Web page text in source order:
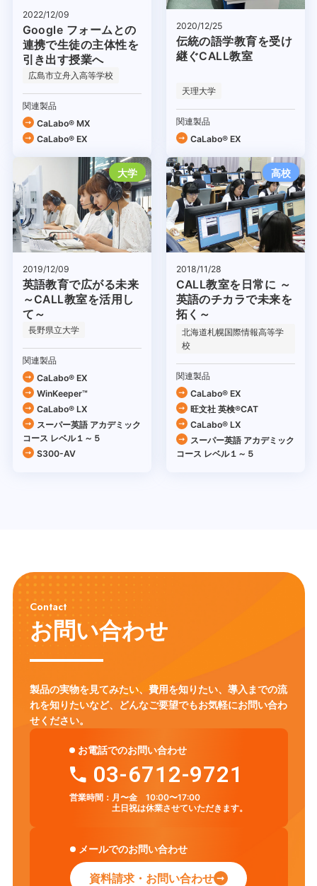
2022/12/09
Google フォームとの
連携で生徒の主体性を
引き出す授業へ
広島市立舟入高等学校
関連製品
CaLabo® MX
CaLabo® EX
2020/12/25
伝統の語学教育を受け
継ぐCALL教室
天理大学
関連製品
CaLabo® EX
大学
2019/12/09
英語教育で広がる未来
～CALL教室を活用し
て～
長野県立大学
関連製品
CaLabo® EX
WinKeeper™
CaLabo® LX
スーパー英語 アカデミック
コース レベル１～５
S300-AV
高校
2018/11/28
CALL教室を日常に ～
英語のチカラで未来を
拓く～
北海道札幌国際情報高等学
校
関連製品
CaLabo® EX
旺文社 英検®CAT
CaLabo® LX
スーパー英語 アカデミック
コース レベル１～５
Contact
お問い合わせ
製品の実物を見てみたい、費用を知りたい、導入までの流
れを知りたいなど、
どんなご要望でもお気軽にお問い合わ
せください。
お電話でのお問い合わせ
03-6712-9721
営業時間： 月〜金 10:00〜17:00
土日祝は休業させていただきます。
メールでのお問い合わせ
資料請求・お問い合わせ